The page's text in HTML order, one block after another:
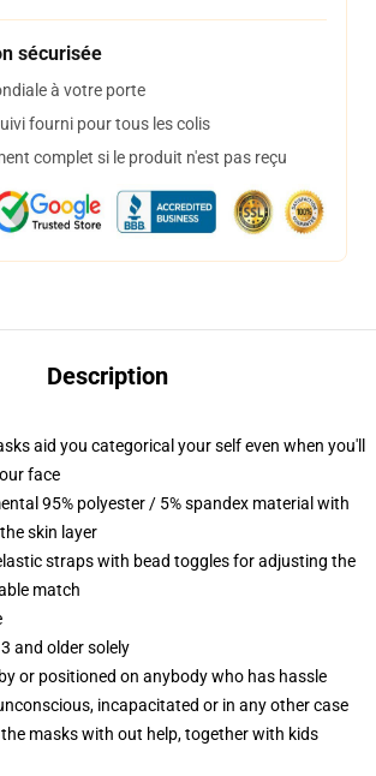
sécurisée
à votre porte
fourni pour tous les colis
complet si le produit n'est pas reçu
Description
aid you categorical your self even when you'll
face
95% polyester / 5% spandex material with
skin layer
straps with bead toggles for adjusting the
match
and older solely
or positioned on anybody who has hassle
incapacitated or in any other case
masks with out help, together with kids